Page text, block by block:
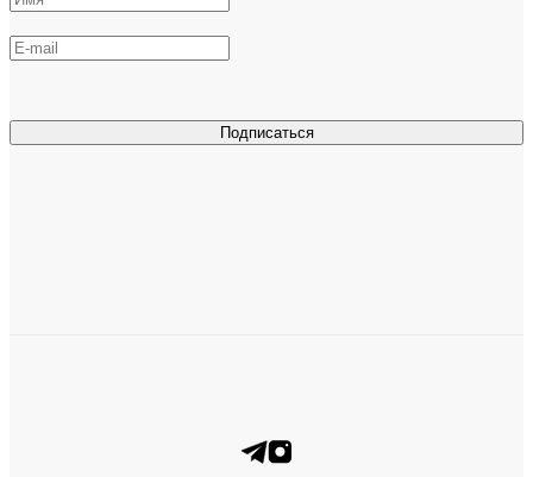
Подписаться